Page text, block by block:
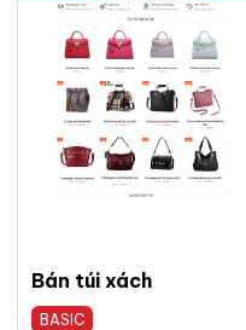
Bán túi xách
BASIC